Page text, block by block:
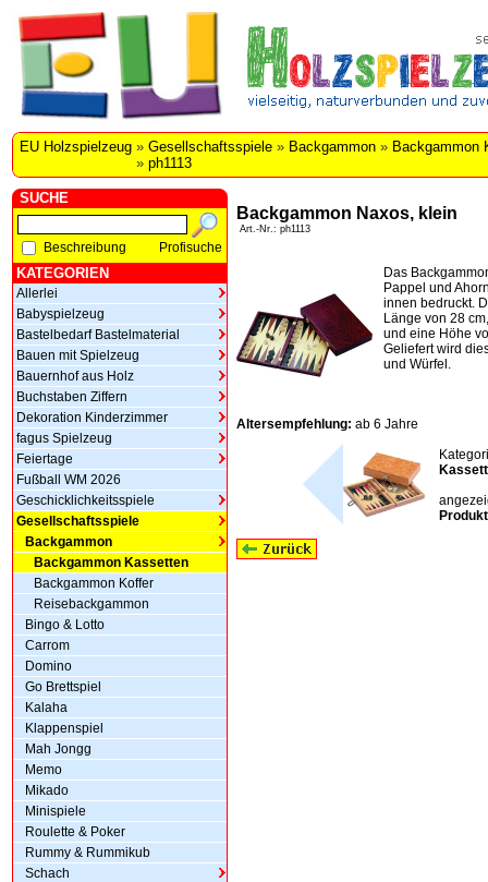
EU Holzspielzeug » Gesellschaftsspiele » Backgammon » Backgammon
» ph1113
SUCHE
Beschreibung Profisuche
KATEGORIEN
Allerlei
Babyspielzeug
Bastelbedarf Bastelmaterial
Bauen mit Spielzeug
Bauernhof aus Holz
Buchstaben Ziffern
Dekoration Kinderzimmer
fagus Spielzeug
Feiertage
Fußball WM 2026
Geschicklichkeitsspiele
Gesellschaftsspiele
Backgammon
Backgammon Kassetten
Backgammon Koffer
Reisebackgammon
Bingo & Lotto
Carrom
Domino
Go Brettspiel
Kalaha
Klappenspiel
Mah Jongg
Memo
Mikado
Minispiele
Roulette & Poker
Rummy & Rummikub
Schach
Backgammon Naxos, klein
Art.-Nr.: ph1113
Das
Pappel und
innen bedruckt.
Länge von 28
und eine Höhe
Geliefert wird
und Würfel.
Altersempfehlung: ab 6 Jahre